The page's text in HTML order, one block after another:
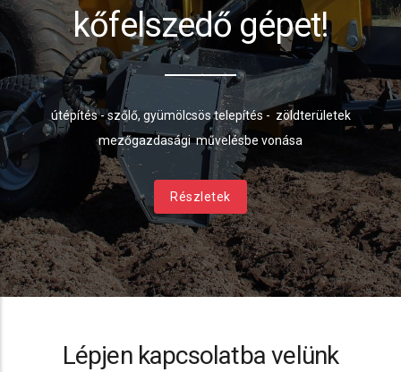
kőfelszedő gépet!
útépítés - szőlő, gyümölcsös telepítés - zöldterületek
mezőgazdasági művelésbe vonása
Részletek
Lépjen kapcsolatba velünk